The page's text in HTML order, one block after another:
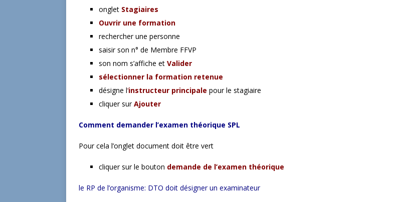
onglet Stagiaires
Ouvrir une formation
rechercher une personne
saisir son n° de Membre FFVP
son nom s’affiche et Valider
sélectionner la formation retenue
désigne l‘instructeur principale pour le stagiaire
cliquer surAjouter
Comment demander l’examen théorique SPL
Pour cela l’onglet document doit être vert
cliquer sur le bouton demande de l’examen théorique
le RP de l’organisme: DTO doit désigner un examinateur